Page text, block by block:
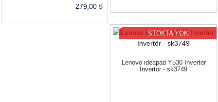
279,00 ₺
STOKTA YOK
Lenovo ideapad Y530 Inverter
Invertör - sk3749